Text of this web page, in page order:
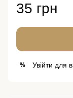
35 грн
% Увійти для